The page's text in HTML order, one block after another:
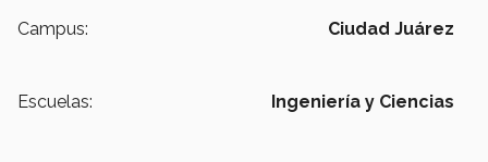
Campus: Ciudad Juárez
Escuelas: Ingeniería y Ciencias